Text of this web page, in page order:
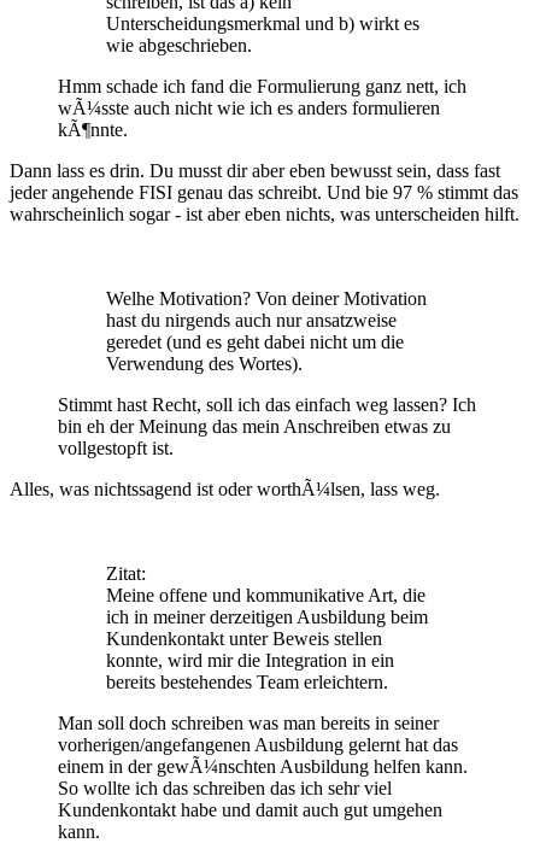
Unterscheidungsmerkmal und b) wirkt es
wie abgeschrieben.
Hmm schade ich fand die Formulierung ganz nett, ich
wÃ¼sste auch nicht wie ich es anders formulieren
kÃ¶nnte.
Dann lass es drin. Du musst dir aber eben bewusst sein, dass fast
jeder angehende FISI genau das schreibt. Und bie 97 % stimmt das
wahrscheinlich sogar - ist aber eben nichts, was unterscheiden hilft.
Welhe Motivation? Von deiner Motivation
hast du nirgends auch nur ansatzweise
geredet (und es geht dabei nicht um die
Verwendung des Wortes).
Stimmt hast Recht, soll ich das einfach weg lassen? Ich
bin eh der Meinung das mein Anschreiben etwas zu
vollgestopft ist.
Alles, was nichtssagend ist oder worthÃ¼lsen, lass weg.
Zitat:
Meine offene und kommunikative Art, die
ich in meiner derzeitigen Ausbildung beim
Kundenkontakt unter Beweis stellen
konnte, wird mir die Integration in ein
bereits bestehendes Team erleichtern.
Man soll doch schreiben was man bereits in seiner
vorherigen/angefangenen Ausbildung gelernt hat das
einem in der gewÃ¼nschten Ausbildung helfen kann.
So wollte ich das schreiben das ich sehr viel
Kundenkontakt habe und damit auch gut umgehen
kann.